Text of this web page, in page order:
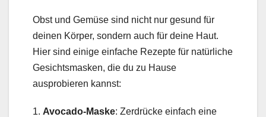
Obst und Gemüse sind nicht nur gesund für
deinen Körper, sondern auch für deine Haut.
Hier sind einige einfache Rezepte für natürliche
Gesichtsmasken, die du zu Hause
ausprobieren kannst:
1. Avocado-Maske: Zerdrücke einfach eine